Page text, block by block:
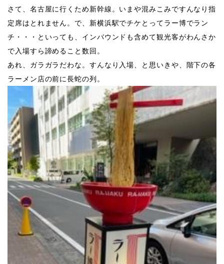
​さて、名古屋に行くため新幹線。いまや混みこみですんなり指
定席はとれません。で、新横浜駅でチケとってラー博でラン
チ・・・といっても、インバウンドも含めて観光客がわんさか
で入場すら諦めること数回。
あれ、ガラガラだわな。すんなり入場、と思いきや、階下の各
ラーメン店の前に長蛇の列。